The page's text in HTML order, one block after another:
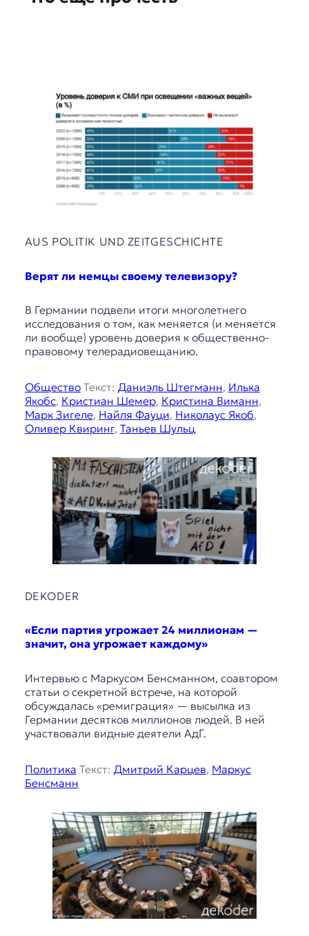
AUS POLITIK UND ZEITGESCHICHTE
Верят ли немцы своему телевизору?
В Германии подвели итоги многолетнего
исследования о том, как меняется (и меняется
ли вообще) уровень доверия к общественно-
правовому телерадиовещанию.
ОбществоТекст: Даниэль Штегманн, Илька
Якобс, Кристиан Шемер, Кристина Виманн,
Марк Зигеле, Найля Фауци, Николаус Якоб,
Оливер Квиринг, Таньев Шульц
DEKODER
«Если партия угрожает 24 миллионам —
значит, она угрожает каждому»
Интервью с Маркусом Бенсманном, соавтором
статьи о секретной встрече, на которой
обсуждалась «ремиграция» — высылка из
Германии десятков миллионов людей. В ней
участвовали видные деятели АдГ.
Политика Текст: Дмитрий Карцев, Маркус
Бенсманн